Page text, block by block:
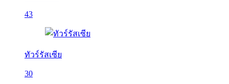
43
ทัวร์รัสเซีย
30